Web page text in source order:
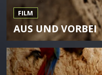
FILM
AUS UND VORBEI